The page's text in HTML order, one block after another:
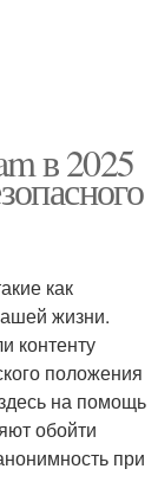
в 2025
как
жизни.
контенту
положения
на помощь
обойти
при